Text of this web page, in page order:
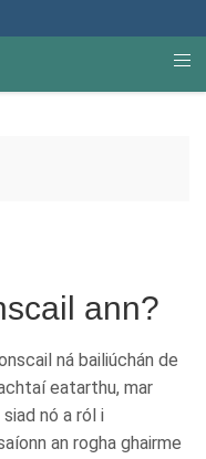
ann?
ná bailiúchán de
eatarthu, mar
nó a ról i
an rogha ghairme